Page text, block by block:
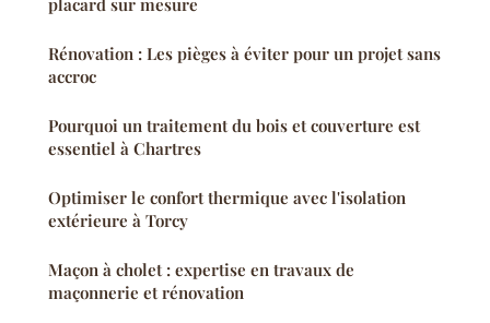
placard sur mesure
Rénovation : Les pièges à éviter pour un projet sans
accroc
Pourquoi un traitement du bois et couverture est
essentiel à Chartres
Optimiser le confort thermique avec l'isolation
extérieure à Torcy
Maçon à cholet : expertise en travaux de
maçonnerie et rénovation